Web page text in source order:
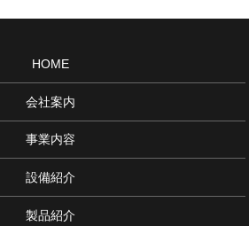
HOME
会社案内
事業内容
設備紹介
製品紹介